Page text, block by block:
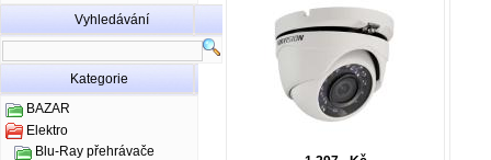
Vyhledávání
Kategorie
BAZAR
Elektro
Blu-Ray přehrávače